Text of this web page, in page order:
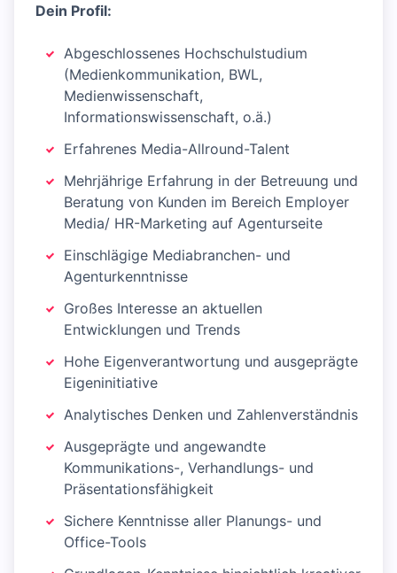
Dein Profil:
Abgeschlossenes Hochschulstudium
(Medienkommunikation, BWL,
Medienwissenschaft,
Informationswissenschaft, o.ä.)
Erfahrenes Media-Allround-Talent
Mehrjährige Erfahrung in der Betreuung und
Beratung von Kunden im Bereich Employer
Media/ HR-Marketing auf Agenturseite
Einschlägige Mediabranchen- und
Agenturkenntnisse
Großes Interesse an aktuellen
Entwicklungen und Trends
Hohe Eigenverantwortung und ausgeprägte
Eigeninitiative
Analytisches Denken und Zahlenverständnis
Ausgeprägte und angewandte
Kommunikations-, Verhandlungs- und
Präsentationsfähigkeit
Sichere Kenntnisse aller Planungs- und
Office-Tools